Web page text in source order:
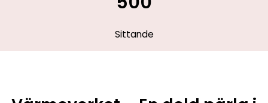
Sittande